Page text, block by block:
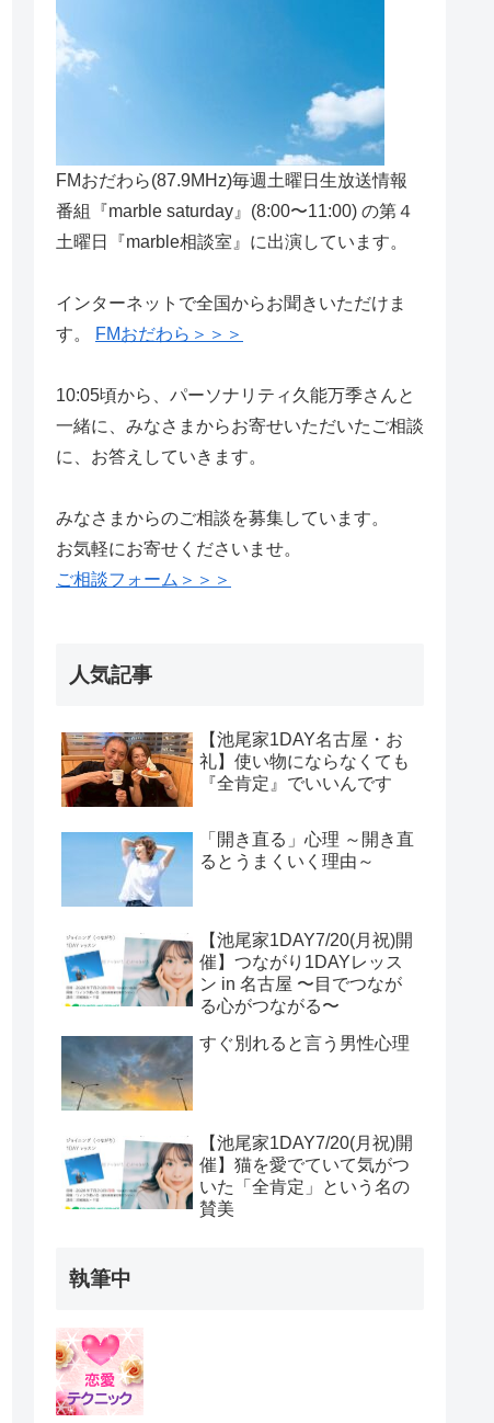
FMおだわら(87.9MHz)毎週土曜日生放送情報
番組『marble saturday』(8:00〜11:00) の第４
土曜日『marble相談室』に出演しています。
インターネットで全国からお聞きいただけま
す。
FMおだわら＞＞＞
10:05頃から、パーソナリティ久能万季さんと
一緒に、みなさまからお寄せいただいたご相談
に、お答えしていきます。
みなさまからのご相談を募集しています。
お気軽にお寄せくださいませ。
ご相談フォーム＞＞＞
人気記事
【池尾家1DAY名古屋・お
礼】使い物にならなくても
『全肯定』でいいんです
「開き直る」心理 ～開き直
るとうまくいく理由～
【池尾家1DAY7/20(月祝)開
催】つながり1DAYレッス
ン in 名古屋 〜目でつなが
る心がつながる〜
すぐ別れると言う男性心理
【池尾家1DAY7/20(月祝)開
催】猫を愛でていて気がつ
いた「全肯定」という名の
賛美
執筆中